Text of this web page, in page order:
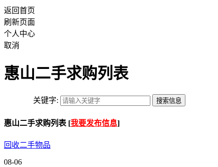
返回首页
刷新页面
个人中心
取消
惠山二手求购列表
关键字:
惠山二手求购列表 [我要发布信息]
回收二手物品
08-06